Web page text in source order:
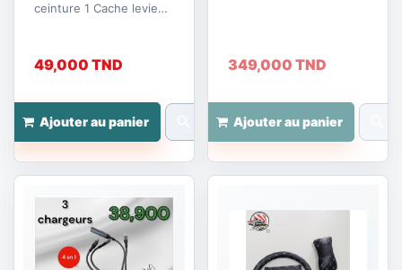
ceinture 1 Cache levie
49,000 TND
Ajouter au panier
349,000 TND
Ajouter au panier